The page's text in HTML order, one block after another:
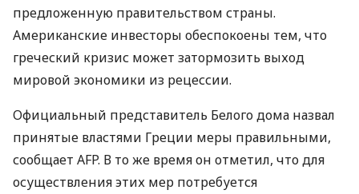
предложенную правительством страны.
Американские инвесторы обеспокоены тем, что
греческий кризис может затормозить выход
мировой экономики из рецессии.
Официальный представитель Белого дома назвал
принятые властями Греции меры правильными,
сообщает AFP. В то же время он отметил, что для
осуществления этих мер потребуется